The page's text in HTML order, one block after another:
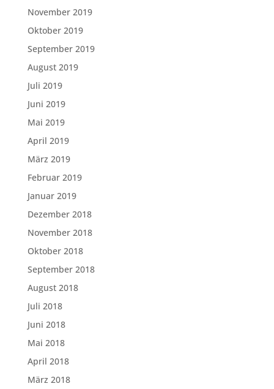
November 2019
Oktober 2019
September 2019
August 2019
Juli 2019
Juni 2019
Mai 2019
April 2019
März 2019
Februar 2019
Januar 2019
Dezember 2018
November 2018
Oktober 2018
September 2018
August 2018
Juli 2018
Juni 2018
Mai 2018
April 2018
März 2018